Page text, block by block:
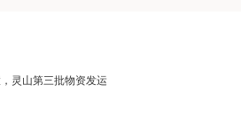
灵山第三批物资发运